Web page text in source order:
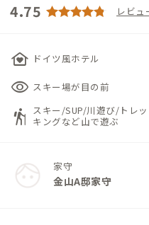
4.75 レビュ
family_home ドイツ風ホテル
visibility スキー場が目の前
hiking スキー/SUP/川遊び/トレッ
キングなど山で遊ぶ
家守
金山A邸家守